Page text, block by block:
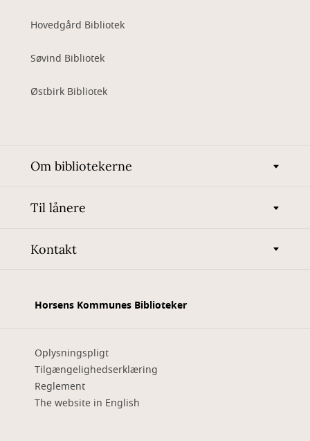
Hovedgård Bibliotek
Søvind Bibliotek
Østbirk Bibliotek
Om bibliotekerne
Til lånere
Kontakt
Horsens Kommunes Biblioteker
Oplysningspligt
Tilgængelighedserklæring
Reglement
The website in English